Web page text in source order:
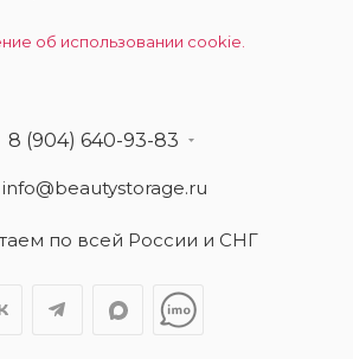
об использовании cookie.
8 (904) 640-93-83
info@beautystorage.ru
по всей России и СНГ